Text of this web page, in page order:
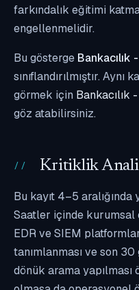
farkındalık eğitimi
engellenmelidir.
Bu gösterge Bankacılık
sınıflandırılmıştır.
görmek için Bankacılık
göz atabilirsiniz.
Kritiklik
Bu kayıt 4–5
Saatler içinde kurumsal
EDR ve SIEM
tanımlanması ve son
dönük arama